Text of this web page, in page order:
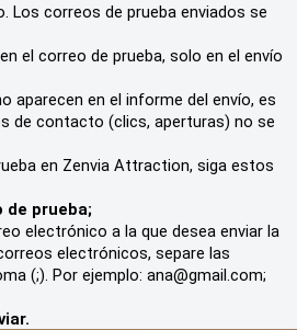
Los correos de prueba enviados se
el correo de prueba, solo en el envío
aparecen en el informe del envío, es
de contacto (clics, aperturas) no se
en Zenvia Attraction, siga estos
de prueba;
electrónico a la que desea enviar la
electrónicos, separe las
(;). Por ejemplo: ana@gmail.com;